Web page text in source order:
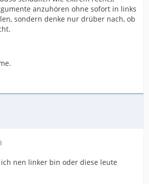
anzuhören ohne sofort in links
sondern denke nur drüber nach, ob
nen linker bin oder diese leute